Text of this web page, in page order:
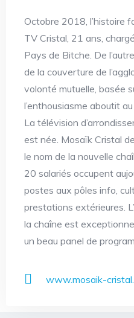
Octobre 2018, l’histoire
TV Cristal, 21 ans,
Pays de Bitche. De
de la couverture de
volonté mutuelle, basée
l’enthousiasme aboutit
La télévision
est née. Mosaïk Cristal
le nom de la nouvelle
20 salariés occupent
postes aux pôles info,
prestations extérieures.
la chaîne est
un beau panel de
www.mosaik-